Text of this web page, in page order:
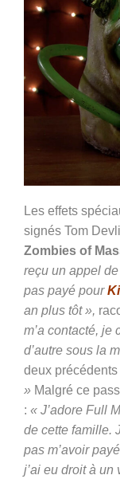
Les effets
signés Tom
Zombies of
reçu un appel
pas payé pour
an plus tôt »,
m’a contacté, je
d’autre sous la
deux précédents
» Malgré ce
: « J’adore Full
de cette famille.
pas m’avoir
j’ai eu droit à